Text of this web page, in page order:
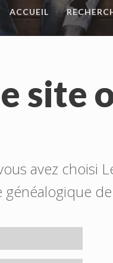
ACCUEIL
site
avez choisi